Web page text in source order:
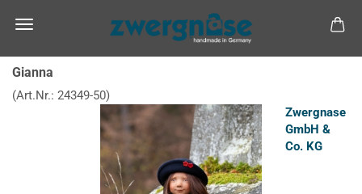
Gianna
(Art.Nr.: 24349-50)
Zwergnase
GmbH &
Co. KG